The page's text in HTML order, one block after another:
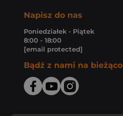
Napisz do nas
Poniedziałek - Piątek
8:00 - 18:00
[email protected]
Bądź z nami na bieżąco